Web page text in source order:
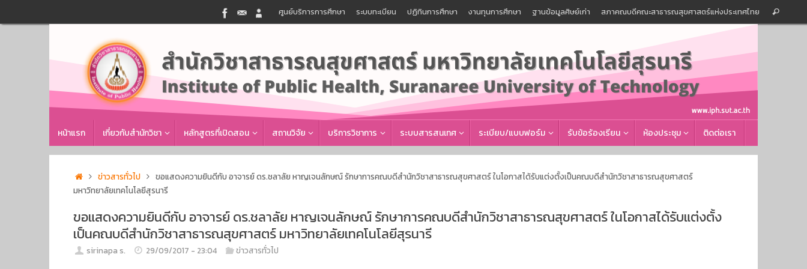
to
ศูนย์บริการการศึกษา ระบบทะเบียน ปฏิทินการศึกษา งานทุนการศึกษา ฐานข้อมูลศิษย์เก่า สภาคณบดีคณะสาธารณสุขศาสตร์แห่งประเทศไทย
for:
Search
หน้าแรก เกี่ยวกับสำนักวิชา หลักสูตรที่เปิดสอน สถานวิจัย บริการวิชาการ ระบบสารสนเทศ ระเบียบ/แบบฟอร์ม รับข้อร้องเรียน ห้องประชุม ติดต่อเรา
Homeข่าวสารทั่วไป
ขอแสดงความยินดีกับ อาจารย์ ดร.ชลาลัย หาญเจนลักษณ์ รักษาการคณบดีสำนักวิชาสาธารณสุขศาสตร์ ในโอกาสได้รับแต่งตั้งเป็นคณบดีสำนักวิชาสาธารณสุขศาสตร์
มหาวิทยาลัยเทคโนโลยีสุรนารี
ขอแสดงความยินดีกับ อาจารย์ ดร.ชลาลัย หาญเจนลักษณ์ รักษาการคณบดีสำนักวิชาสาธารณสุขศาสตร์ ในโอกาสได้รับแต่งตั้ง
เป็นคณบดีสำนักวิชาสาธารณสุขศาสตร์ มหาวิทยาลัยเทคโนโลยีสุรนารี
sirinapa s. 29/09/2017 - 23:04 ข่าวสารทั่วไป